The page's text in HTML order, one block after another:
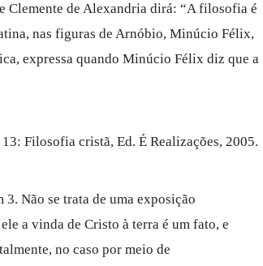
Clemente de Alexandria dirá: “A filosofia é
nas figuras de Arnóbio, Minúcio Félix,
expressa quando Minúcio Félix diz que a
Filosofia cristã, Ed. É Realizações, 2005.
Não se trata de uma exposição
a vinda de Cristo à terra é um fato, e
no caso por meio de